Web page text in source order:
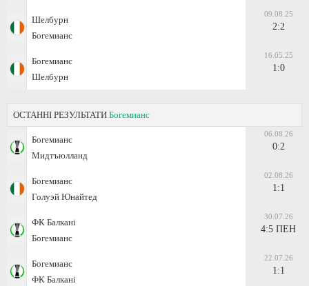
Шелбурн
Богемианс
09.08.25
2:2
Богемианс
Шелбурн
16.05.25
1:0
ОСТАННІ РЕЗУЛЬТАТИ Богемианс
Богемианс
Мидтъюлланд
06.08.26
0:2
Богемианс
Голуэй Юнайтед
02.08.26
1:1
ФК Балкані
Богемианс
30.07.26
4:5 ПЕН
Богемианс
ФК Балкані
22.07.26
1:1